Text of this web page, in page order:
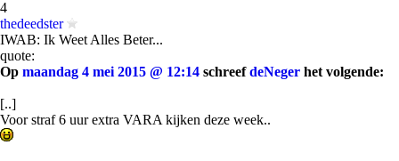
4
thedeedster
IWAB: Ik Weet Alles Beter...
quote:
Op maandag 4 mei 2015 @ 12:14 schreefdeNeger het volgende:
[..]
Voor straf 6 uur extra VARA kijken deze week..